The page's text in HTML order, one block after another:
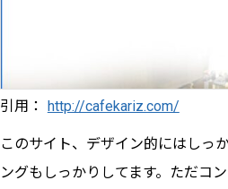
引用： http://cafekariz.com/
このサイト、デザイン的にはしっ
ングもしっかりしてます。ただコ